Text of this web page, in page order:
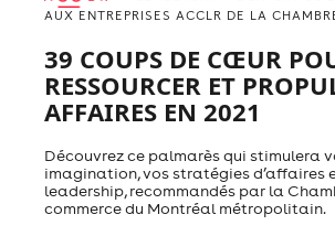
AUX ENTREPRISES ACCLR DE LA
39 COUPS DE CŒUR
RESSOURCER ET
AFFAIRES EN 2021
Découvrez ce palmarès qui stimulera
imagination, vos stratégies d’affaires
leadership, recommandés par la
commerce du Montréal métropolitain.